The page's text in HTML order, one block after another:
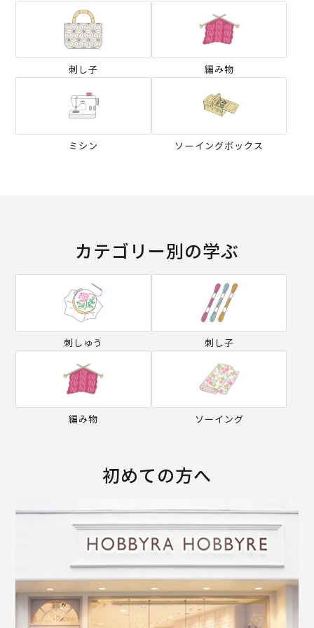
刺し子 編み物
ミシン ソーイングボックス
カテゴリー別の学ぶ
刺しゅう 刺し子
編み物 ソーイング
初めての方へ